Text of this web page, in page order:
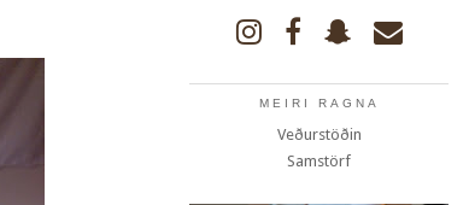
MEIRI RAGNA
Veðurstöðin
Samstörf